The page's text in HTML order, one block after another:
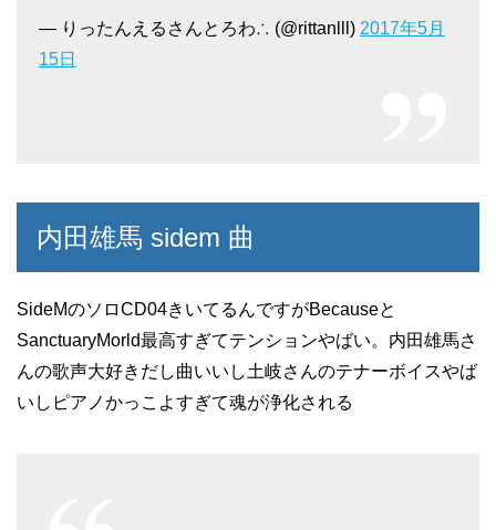
— りったんえるさんとろわ∴ (@rittanlll) 2017年5月
15日
内田雄馬 sidem 曲
SideMのソロCD04きいてるんですがBecauseと
SanctuaryMorld最高すぎてテンションやばい。内田雄馬さ
んの歌声大好きだし曲いいし土岐さんのテナーボイスやば
いしピアノかっこよすぎて魂が浄化される